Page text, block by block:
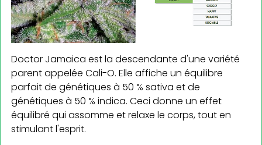
Doctor Jamaica est la descendante d'une variété
parent appelée Cali-O. Elle affiche un équilibre
parfait de génétiques à 50 % sativa et de
génétiques à 50 % indica. Ceci donne un effet
équilibré qui assomme et relaxe le corps, tout en
stimulant l'esprit.